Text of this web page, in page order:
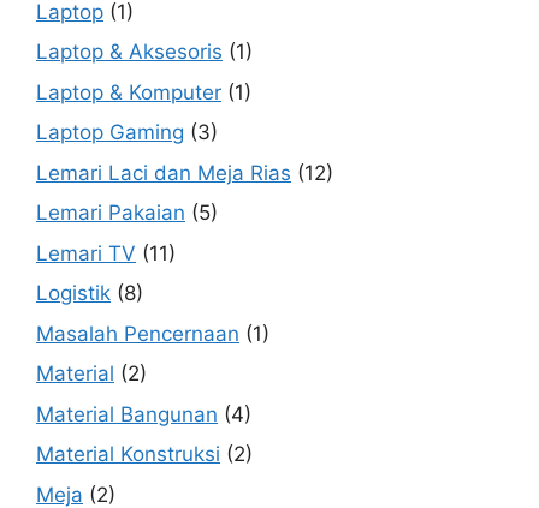
Laptop (1)
Laptop & Aksesoris (1)
Laptop & Komputer (1)
Laptop Gaming (3)
Lemari Laci dan Meja Rias (12)
Lemari Pakaian (5)
Lemari TV (11)
Logistik (8)
Masalah Pencernaan (1)
Material (2)
Material Bangunan (4)
Material Konstruksi (2)
Meja (2)